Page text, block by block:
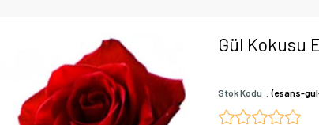
Gül Kokusu
Stok Kodu (esans-